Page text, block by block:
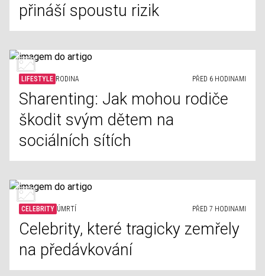
přináší spoustu rizik
LIFESTYLE RODINA PŘED 6 HODINAMI
Sharenting: Jak mohou rodiče
škodit svým dětem na
sociálních sítích
CELEBRITY ÚMRTÍ PŘED 7 HODINAMI
Celebrity, které tragicky zemřely
na předávkování